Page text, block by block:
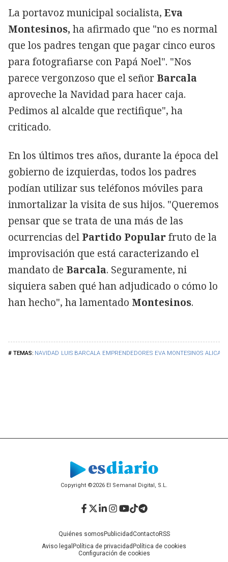
NAVIDAD LUIS BARCALA EMPRENDEDORES EVA MONTESINOS
La portavoz municipal socialista, Eva
Montesinos, ha afirmado que "no es normal
que los padres tengan que pagar cinco euros
para fotografiarse con Papá Noel". "Nos
parece vergonzoso que el señor Barcala
aproveche la Navidad para hacer caja.
Pedimos al alcalde que rectifique", ha
criticado.
En los últimos tres años, durante la época del
gobierno de izquierdas, todos los padres
podían utilizar sus teléfonos móviles para
inmortalizar la visita de sus hijos. "Queremos
pensar que se trata de una más de las
ocurrencias del Partido Popularfruto de la
improvisación que está caracterizando el
mandato de Barcala. Seguramente, ni
siquiera saben qué han adjudicado o cómo lo
han hecho", ha lamentado Montesinos.
Copyright ©2026 El Semanal Digital, S.L.
Quiénes somos PublicidadContactoRSS
Aviso legal Política de privacidad Política de cookies
Configuración de cookies
Facebook
Twitter
LinkedIn
Instagram
YouTube
TikTok
Telegram